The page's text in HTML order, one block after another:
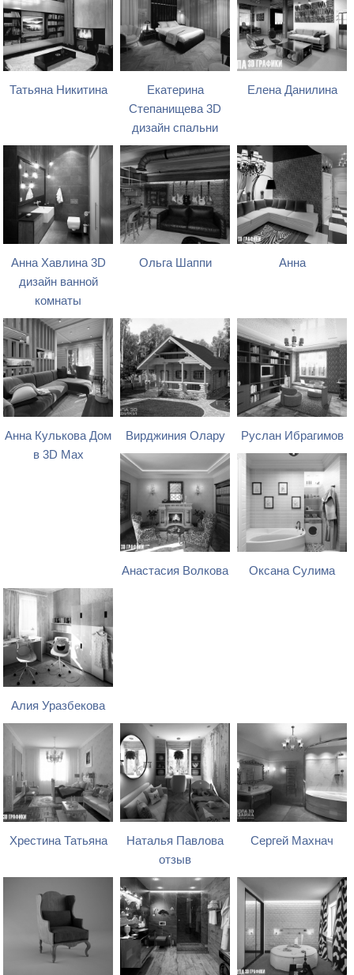
Татьяна Никитина
Екатерина
Степанищева 3D
дизайн спальни
Елена Данилина
Анна Хавлина 3D
дизайн ванной
комнаты
Ольга Шаппи Анна
Анна Кулькова Дом
в 3D Max
Вирджиния Олару Руслан Ибрагимов
Анастасия Волкова Оксана Сулима
Алия Уразбекова
Хрестина Татьяна
Наталья Павлова
отзыв
Сергей Махнач